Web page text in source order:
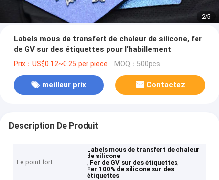
2/5
Labels mous de transfert de chaleur de silicone, fer
de GV sur des étiquettes pour l'habillement
Prix：US$0.12~0.25 per piece MOQ：500pcs
meilleur prix Contactez
Description De Produit
Le point fort
Labels mous de transfert de chaleur
de silicone
, Fer de GV sur des étiquettes,
Fer 100% de silicone sur des
étiquettes